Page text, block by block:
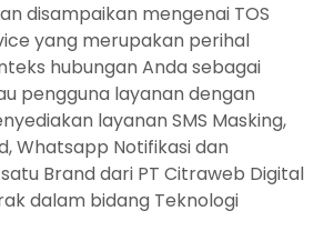
disampaikan mengenai TOS
yang merupakan perihal
hubungan Anda sebagai
pengguna layanan dengan
layanan SMS Masking,
Whatsapp Notifikasi dan
Brand dari PT Citraweb Digital
dalam bidang Teknologi